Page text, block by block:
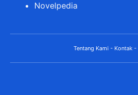
Novelpedia
Tentang Kami - Kontak -